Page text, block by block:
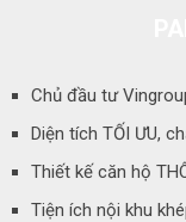
Chủ đầu tư
Diện tích TỐI ƯU,
Thiết kế căn hộ
Tiện ích nội khu